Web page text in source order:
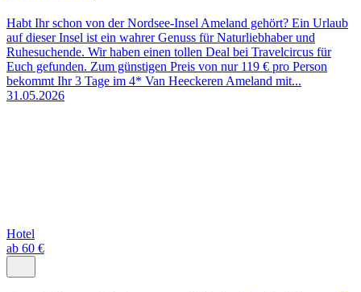
Habt Ihr schon von der Nordsee-Insel Ameland gehört? Ein Urlaub
auf dieser Insel ist ein wahrer Genuss für Naturliebhaber und
Ruhesuchende. Wir haben einen tollen Deal bei Travelcircus für
Euch gefunden. Zum günstigen Preis von nur 119 € pro Person
bekommt Ihr 3 Tage im 4* Van Heeckeren Ameland mit...
31.05.2026
Hotel
ab 60 €